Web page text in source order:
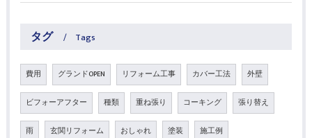
タグ Tags
費用 グランドOPEN リフォーム工事 カバー工法 外壁
ビフォーアフター 種類 重ね張り コーキング 張り替え
雨 玄関リフォーム おしゃれ 塗装 施工例